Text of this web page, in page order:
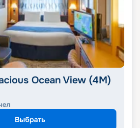
Ocean View (4M)
Выбрать